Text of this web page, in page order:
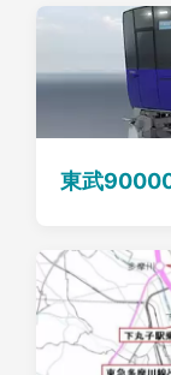
東武